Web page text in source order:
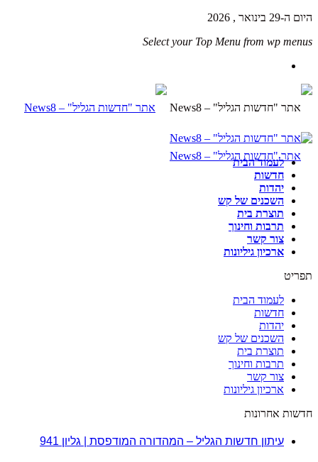
היום ה-29 בינואר , 2026
Select your Top Menu from wp menus
לעמוד הבית
חדשות
יהדות
השכנים של קש
תוצרת בית
תרבות וחינוך
צור קשר
ארכיון גיליונות
תפריט
לעמוד הבית
חדשות
יהדות
השכנים של קש
תוצרת בית
תרבות וחינוך
צור קשר
ארכיון גיליונות
חדשות אחרונות
עיתון חדשות הגליל – המהדורה המודפסת | גליון 941